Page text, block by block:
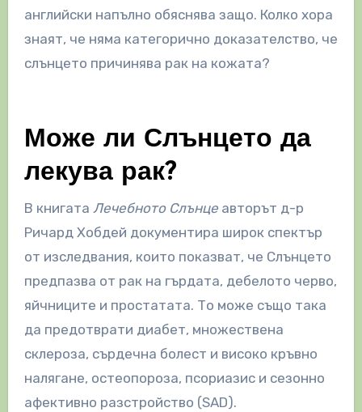
английски напълно обяснява защо. Колко хора
знаят, че няма категорично доказателство, че
слънцето причинява рак на кожата?
Може ли Слънцето да
лекува рак?
В книгата Лечебното Слънцеавторът д-р
Ричард Хобдей документира широк спектър
от изследвания, които показват, че Слънцето
предпазва от рак на гърдата, дебелото черво,
яйчниците и простатата. То може също така
да предотврати диабет, множествена
склероза, сърдечна болест и високо кръвно
налягане, остеопороза, псориазис и сезонно
афективно разстройство (SAD).